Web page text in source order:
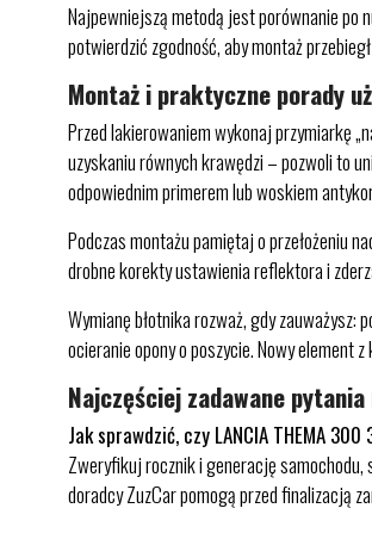
Najpewniejszą metodą jest porównanie po
potwierdzić zgodność, aby montaż
Montaż i praktyczne porady
Przed lakierowaniem wykonaj przymiarkę
uzyskaniu równych krawędzi – pozwoli to
odpowiednim primerem lub woskiem
Podczas montażu pamiętaj o przełożeniu
drobne korekty ustawienia reflektora i
Wymianę błotnika rozważ, gdy
ocieranie opony o poszycie. Nowy element
Najczęściej zadawane pytania
Jak sprawdzić, czy LANCIA THEMA
Zweryfikuj rocznik i generację
doradcy ZuzCar pomogą przed finalizacją